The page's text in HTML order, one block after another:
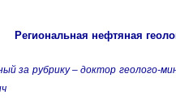
Региональная нефтяная
за рубрику – доктор геолого-